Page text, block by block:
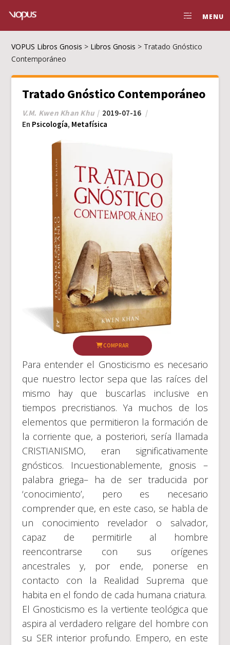
MENU
VOPUS Libros Gnosis > Libros Gnosis > Tratado Gnóstico
Contemporáneo
Tratado Gnóstico Contemporáneo
V.M. Kwen Khan Khu
2019-07-16
En Psicología, Metafísica
COMPRAR
Para entender el Gnosticismo es necesario
que nuestro lector sepa que las raíces del
mismo hay que buscarlas inclusive en
tiempos precristianos. Ya muchos de los
elementos que permitieron la formación de
la corriente que, a posteriori, sería llamada
CRISTIANISMO, eran significativamente
gnósticos. Incuestionablemente, gnosis –
palabra griega– ha de ser traducida por
‘conocimiento’, pero es necesario
comprender que, en este caso, se habla de
un conocimiento revelador o salvador,
capaz de permitirle al hombre
reencontrarse con sus orígenes
ancestrales y, por ende, ponerse en
contacto con la Realidad Suprema que
habita en el fondo de cada humana criatura.
El Gnosticismo es la vertiente teológica que
aspira al verdadero religare del hombre con
su SER interior profundo. Empero, en este